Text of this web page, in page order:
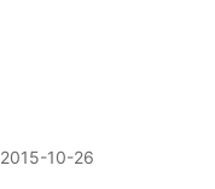
2015-10-26